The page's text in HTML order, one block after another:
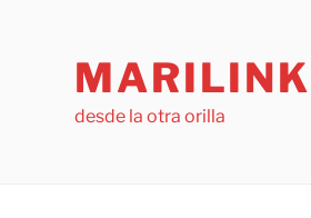
MARILINK
desde la otra orilla